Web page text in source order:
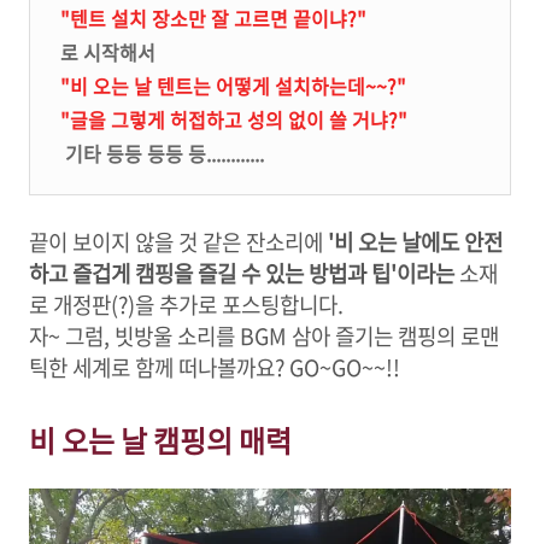
"텐트 설치 장소만 잘 고르면 끝이냐?"
로 시작해서
"비 오는 날 텐트는 어떻게 설치하는데~~?"
"글을 그렇게 허접하고 성의 없이 쓸 거냐?"
기타 등등 등등 등............
끝이 보이지 않을 것 같은 잔소리에 '비 오는 날에도 안전
하고 즐겁게 캠핑을 즐길 수 있는 방법과 팁'이라는소재
로 개정판(?)을 추가로 포스팅합니다.
자~ 그럼, 빗방울 소리를 BGM 삼아 즐기는 캠핑의 로맨
틱한 세계로 함께 떠나볼까요? GO~GO~~!!
비 오는 날 캠핑의 매력